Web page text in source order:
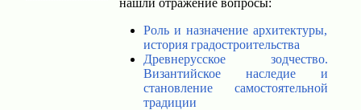
нашли отражение вопросы:
Роль и назначение архитектуры,
история градостроительства
Древнерусское зодчество.
Византийское наследие и
становление самостоятельной
традиции